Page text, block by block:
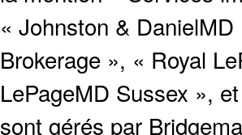
« Johnston &
Brokerage », « Royal
LePageMD Sussex »,
sont gérés par